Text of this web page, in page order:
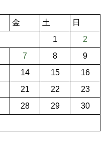
金 土
日
1
2
7 8
9
14 15
16
21 22
23
28 29
30